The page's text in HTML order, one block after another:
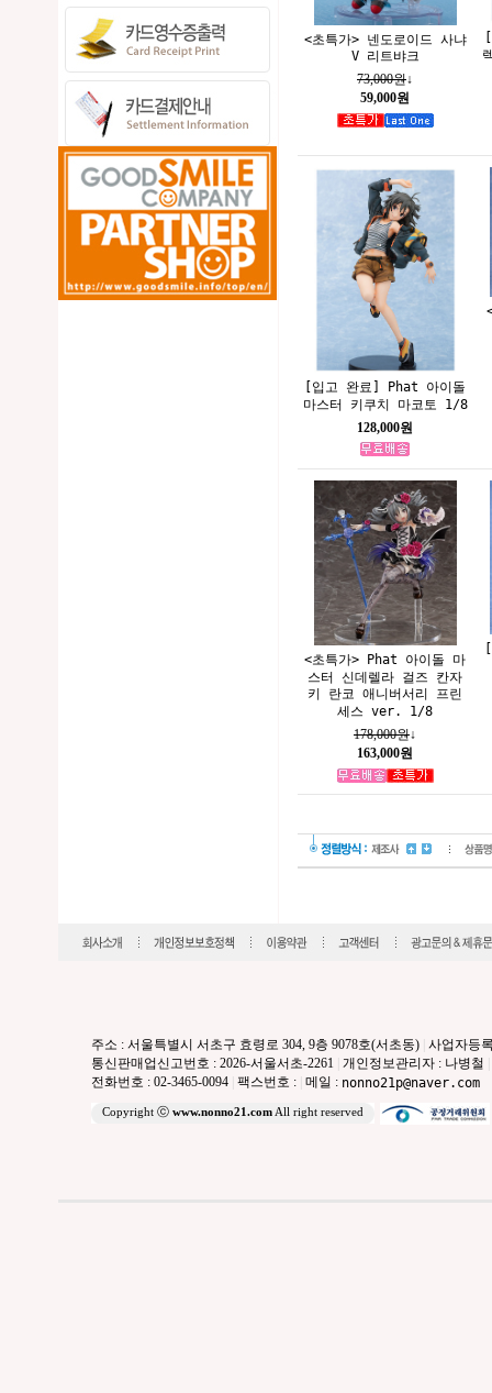
<초특가> 넨도로이드 사냐
V 리트뱌크
73,000원↓
59,000원
[입고 완료] Phat 아이돌
마스터 키쿠치 마코토 1/8
128,000원
<초특가> Phat 아이돌 마
스터 신데렐라 걸즈 칸자
키 란코 애니버서리 프린
세스 ver. 1/8
178,000원↓
163,000원
주소 : 서울특별시 서초구 효령로 304, 9층 9078호(서초동) 사업자등
통신판매업신고번호 : 2026-서울서초-2261 개인정보관리자 : 나병철
전화번호 : 02-3465-0094 팩스번호 : 메일 : nonno21p@naver.com
Copyright ⓒ www.nonno21.comAll right reserved